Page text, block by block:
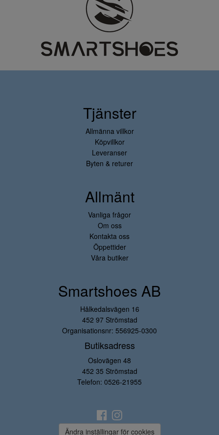
Tjänster
Allmänna villkor
Köpvillkor
Leveranser
Byten & returer
Allmänt
Vanliga frågor
Om oss
Kontakta oss
Öppettider
Våra butiker
Smartshoes AB
Hålkedalsvägen 16
452 97 Strömstad
Organisationsnr: 556925-0300
Butiksadress
Oslovägen 48
452 35 Strömstad
Telefon: 0526-21955
Ändra inställingar för cookies